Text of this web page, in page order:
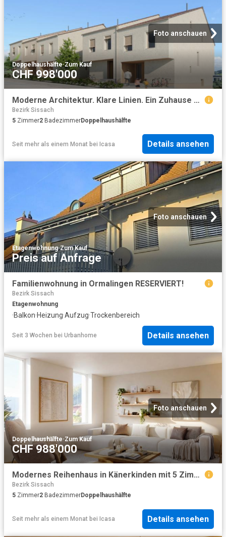
Foto anschauen
Doppelhaushälfte·Zum Kauf
CHF 998'000
Moderne Architektur. Klare Linien. Ein Zuhause mit Haltung. Haus A
Bezirk Sissach
5 Zimmer2 BadezimmerDoppelhaushälfte
Seit mehr als einem Monat bei Icasa Details ansehen
Foto anschauen
Etagenwohnung·Zum Kauf
Preis auf Anfrage
Familienwohnung in Ormalingen RESERVIERT!
Bezirk Sissach
Etagenwohnung
·Balkon·Heizung·Aufzug·Trockenbereich
Seit 3 Wochen bei Urbanhome Details ansehen
Foto anschauen
Doppelhaushälfte·Zum Kauf
CHF 988'000
Modernes Reihenhaus in Känerkinden mit 5 Zimmern und 5 Etagen B
Bezirk Sissach
5 Zimmer2 BadezimmerDoppelhaushälfte
Seit mehr als einem Monat bei Icasa Details ansehen